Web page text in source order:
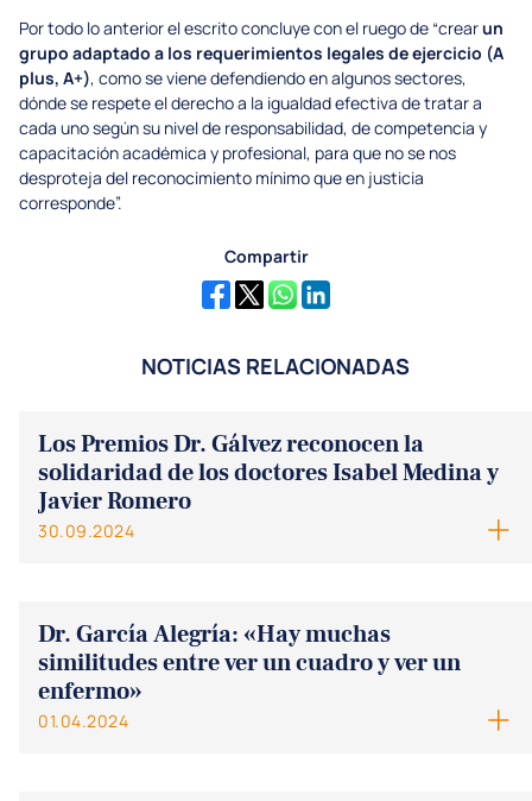
Por todo lo anterior el escrito concluye con el ruego de “crearun
grupo adaptado a los requerimientos legales de ejercicio (A
plus, A+), como se viene defendiendo en algunos sectores,
dónde se respete el derecho a la igualdad efectiva de tratar a
cada uno según su nivel de responsabilidad, de competencia y
capacitación académica y profesional, para que no se nos
desproteja del reconocimiento mínimo que en justicia
corresponde”.
Compartir
NOTICIAS RELACIONADAS
Los Premios Dr. Gálvez reconocen la
solidaridad de los doctores Isabel Medina y
Javier Romero
30.09.2024
Dr. García Alegría: «Hay muchas
similitudes entre ver un cuadro y ver un
enfermo»
01.04.2024